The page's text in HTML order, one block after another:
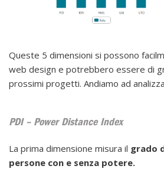
Queste 5 dimensioni si possono
web design e potrebbero essere di
prossimi progetti. Andiamo ad
PDI – Power Distance Index
La prima dimensione misura il grado
persone con e senza potere.